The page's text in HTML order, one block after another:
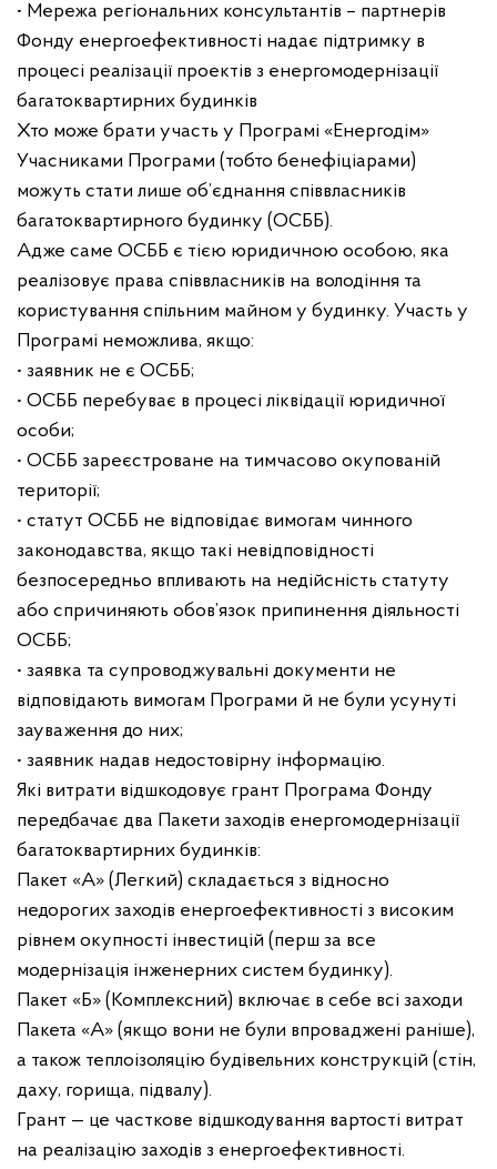
• Мережа регіональних консультантів – партнерів
Фонду енергоефективності надає підтримку в
процесі реалізації проектів з енергомодернізації
багатоквартирних будинків
Хто може брати участь у Програмі «Енергодім»
Учасниками Програми (тобто бенефіціарами)
можуть стати лише об’єднання співвласників
багатоквартирного будинку (ОСББ).
Адже саме ОСББ є тією юридичною особою, яка
реалізовує права співвласників на володіння та
користування спільним майном у будинку. Участь у
Програмі неможлива, якщо:
• заявник не є ОСББ;
• ОСББ перебуває в процесі ліквідації юридичної
особи;
• ОСББ зареєстроване на тимчасово окупованій
території;
• статут ОСББ не відповідає вимогам чинного
законодавства, якщо такі невідповідності
безпосередньо впливають на недійсність статуту
або спричиняють обов’язок припинення діяльності
ОСББ;
• заявка та супроводжувальні документи не
відповідають вимогам Програми й не були усунуті
зауваження до них;
• заявник надав недостовірну інформацію.
Які витрати відшкодовує грант Програма Фонду
передбачає два Пакети заходів енергомодернізації
багатоквартирних будинків:
Пакет «А» (Легкий) складається з відносно
недорогих заходів енергоефективності з високим
рівнем окупності інвестицій (перш за все
модернізація інженерних систем будинку).
Пакет «Б» (Комплексний) включає в себе всі заходи
Пакета «А» (якщо вони не були впроваджені раніше),
а також теплоізоляцію будівельних конструкцій (стін,
даху, горища, підвалу).
Грант — це часткове відшкодування вартості витрат
на реалізацію заходів з енергоефективності.